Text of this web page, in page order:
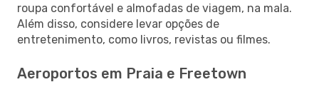
roupa confortável e almofadas de viagem, na mala.
Além disso, considere levar opções de
entretenimento, como livros, revistas ou filmes.
Aeroportos em Praia e Freetown